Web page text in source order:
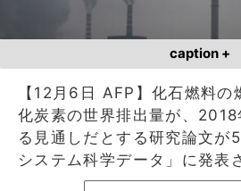
caption +
【12月6日 AFP】化石燃料の
化炭素の世界排出量が、
る見通しだとする研究論文が
システム科学データ」に発表